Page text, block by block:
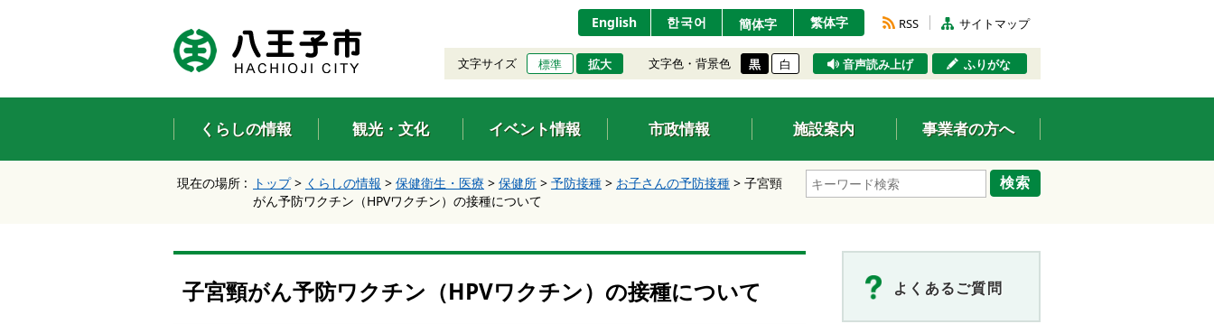
ン
タ
ー
キ
ナ
ビ
ョ
を
English 한국어 簡体字 繁体字 RSS サイトマップ
文字サイズ 標準 拡大 文字色・背景色 黒 白 音声読み上げ ふりがな
くらしの情報 観光・文化 イベント情報 市政情報 施設案内 事業者の方へ
検索
現在の場所 : トップ> くらしの情報 > 保健衛生・医療 > 保健所 > 予防接種 > お子さんの予防接種 > 子宮頸
がん予防ワクチン（HPVワクチン）の接種について
子宮頸がん予防ワクチン（HPVワクチン）の接種について よくあるご質問